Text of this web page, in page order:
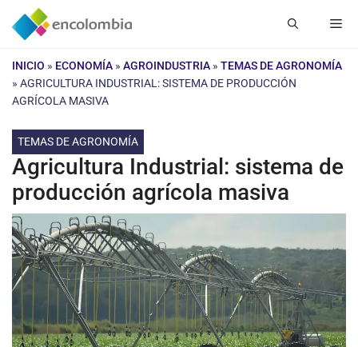
Saltar
INICIO » ECONOMÍA » AGROINDUSTRIA » TEMAS DE AGRONOMÍA
» AGRICULTURA INDUSTRIAL: SISTEMA DE PRODUCCIÓN
AGRÍCOLA MASIVA
TEMAS DE AGRONOMÍA
Agricultura Industrial: sistema de
producción agrícola masiva